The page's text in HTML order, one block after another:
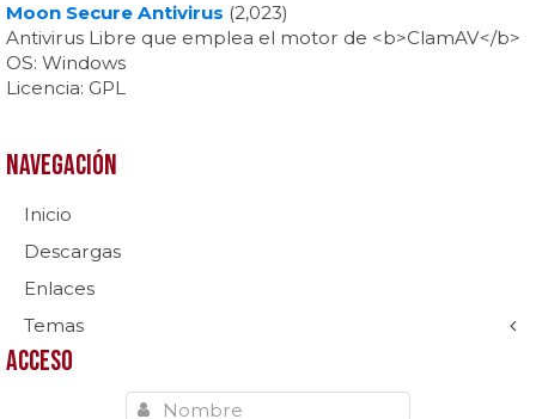
Moon Secure Antivirus (2,023)
Antivirus Libre que emplea el motor de <b>ClamAV</b>
OS: Windows
Licencia: GPL
Navegación
Inicio
Descargas
Enlaces
Temas
Acceso